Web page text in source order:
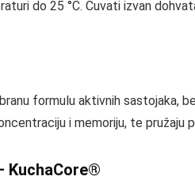
do 25 °C. Čuvati izvan
formulu aktivnih
i memoriju, te pružaju
KuchaCore®